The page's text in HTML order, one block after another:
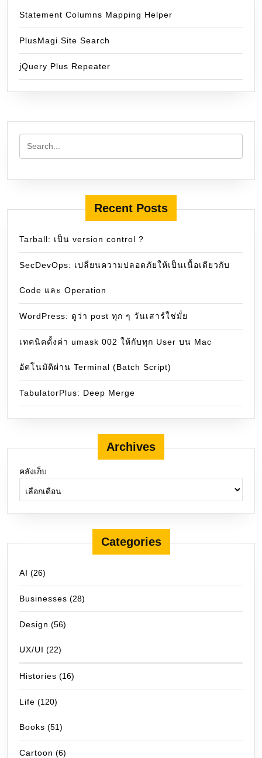
Statement Columns Mapping Helper
PlusMagi Site Search
jQuery Plus Repeater
Recent Posts
Tarball: เป็น version control ?
SecDevOps: เปลี่ยนความปลอดภัยให้เป็นเนื้อเดียวกับ
Code และ Operation
WordPress: ดูว่า post ทุก ๆ วันเสาร์ใช่มั๋ย
เทคนิคตั้งค่า umask 002 ให้กับทุก User บน Mac
อัตโนมัติผ่าน Terminal (Batch Script)
TabulatorPlus: Deep Merge
Archives
คลังเก็บ
Categories
AI (26)
Businesses (28)
Design (56)
UX/UI (22)
Histories (16)
Life (120)
Books (51)
Cartoon (6)